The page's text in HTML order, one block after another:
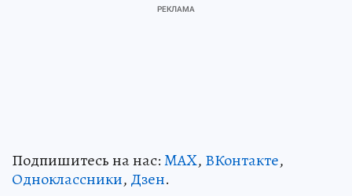
Подпишитесь на нас:MAX, ВКонтакте,
Одноклассники, Дзен.